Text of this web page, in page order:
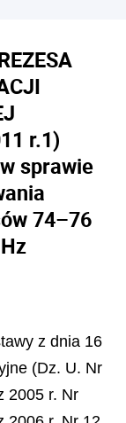
r.1)
sprawie
74–76
z dnia 16
(Dz. U. Nr
2005 r. Nr